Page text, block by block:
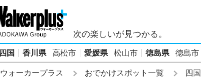
次の楽しいが見つかる。
四国 香川県 高松市 愛媛県 松山市 徳島県 徳島市
ウォーカープラス おでかけスポット一覧 四